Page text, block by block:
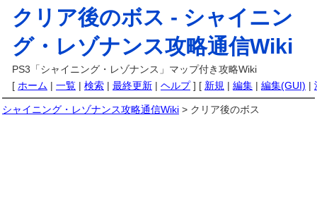
クリア後のボス - シャイニン
グ・レゾナンス攻略通信Wiki
PS3「シャイニング・レゾナンス」マップ付き攻略Wiki
[ ホーム | 一覧 | 検索 | 最終更新 | ヘルプ] [ 新規 | 編集 | 編集(GUI) |
シャイニング・レゾナンス攻略通信Wiki > クリア後のボス